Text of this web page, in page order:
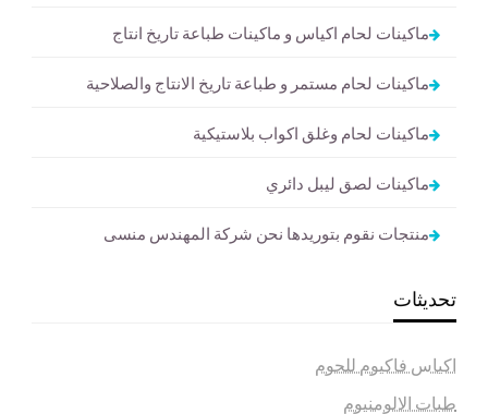
ماكينات لحام اكياس و ماكينات طباعة تاريخ انتاج
ماكينات لحام مستمر و طباعة تاريخ الانتاج والصلاحية
ماكينات لحام وغلق اكواب بلاستيكية
ماكينات لصق ليبل دائري
منتجات نقوم بتوريدها نحن شركة المهندس منسى
تحديثات
اكياس فاكيوم للحوم
طبات الالومنيوم